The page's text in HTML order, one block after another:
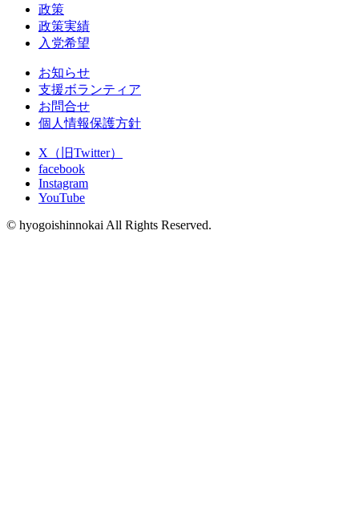
政策
政策実績
入党希望
お知らせ
支援ボランティア
お問合せ
個人情報保護方針
X（旧Twitter）
facebook
Instagram
YouTube
© hyogoishinnokai All Rights Reserved.